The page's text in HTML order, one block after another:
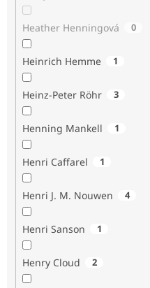
Heather Henningová 0
Heinrich Hemme 1
Heinz-Peter Röhr 3
Henning Mankell 1
Henri Caffarel 1
Henri J. M. Nouwen 4
Henri Sanson 1
Henry Cloud 2